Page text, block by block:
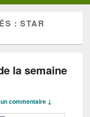
:STAR
la semaine
commentaire ↓